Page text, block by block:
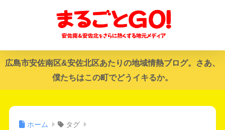
広島市安佐南区&安佐北区あたりの地域情熱ブログ。さあ、
僕たちはこの町でどうイキるか。
ホーム タグ